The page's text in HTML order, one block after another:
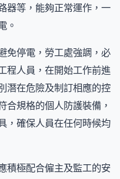
器等，能夠正常運作，一
。
免停電，勞工處強調，必
程人員，在開始工作前進
潛在危險及制訂相應的控
合規格的個人防護裝備，
，確保人員在任何時候均
積極配合僱主及監工的安